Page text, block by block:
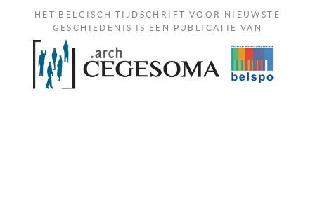
HET BELGISCH TIJDSCHRIFT VOOR NIEUWSTE
GESCHIEDENIS IS EEN PUBLICATIE VAN